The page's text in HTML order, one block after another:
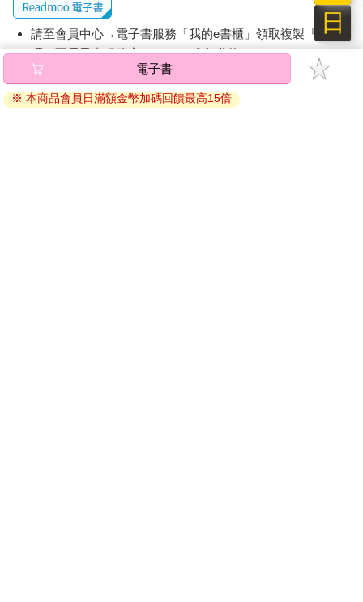
請至會員中心→電子書服務「我的e書櫃」領取複製『兌換
碼』至電子書服務商Readmoo進行兌換。
退換貨須知：
因版權保護，您在金石堂所購買的電子書僅能以金石堂專屬
電子書
※ 本商品會員日滿額金幣加碼回饋最高15倍
日